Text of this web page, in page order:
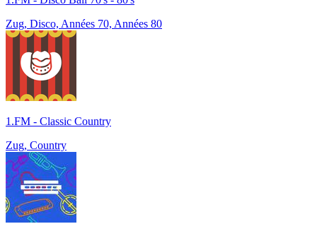
Zug, Disco, Années 70, Années 80
1.FM - Classic Country
Zug, Country